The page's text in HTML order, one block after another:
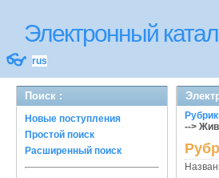
Электронный
👓 rus
Поиск :
Новые поступления
Простой поиск
Расширенный поиск
-->